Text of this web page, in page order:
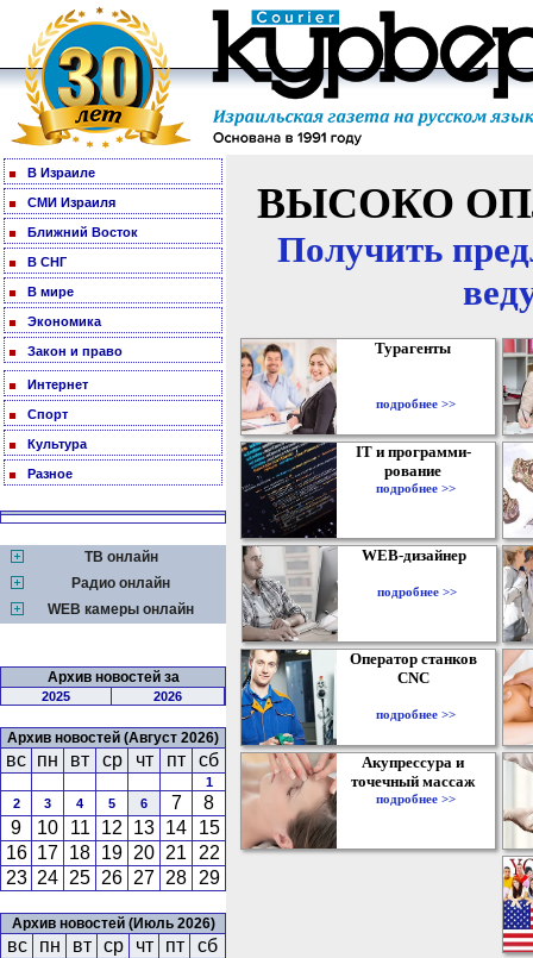
В Израиле
СМИ Израиля
Ближний Восток
В СНГ
В мире
Экономика
Закон и право
Интернет
Спорт
Культура
Разное
ТВ онлайн
Радио онлайн
WEB камеры онлайн
Архив новостей за
2025 2026
Архив новостей (Август 2026)
вс пн вт ср чт пт сб
1
2
3 4 5 6 7
8
9
10 11 12 13 14
15
16 17 18 19 20 21
22
23 24 25 26 27 28 29
Архив новостей (Июль 2026)
вс пн вт ср чт пт сб
ВЫСОКО
Получить
Турагенты
подробнее >>
IT и программи-
рование
подробнее >>
WEB-дизайнер
подробнее >>
Оператор станков
CNC
подробнее >>
Акупрессура и
точечный массаж
подробнее >>